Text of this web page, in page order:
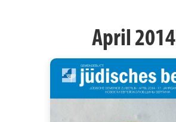
April 2014